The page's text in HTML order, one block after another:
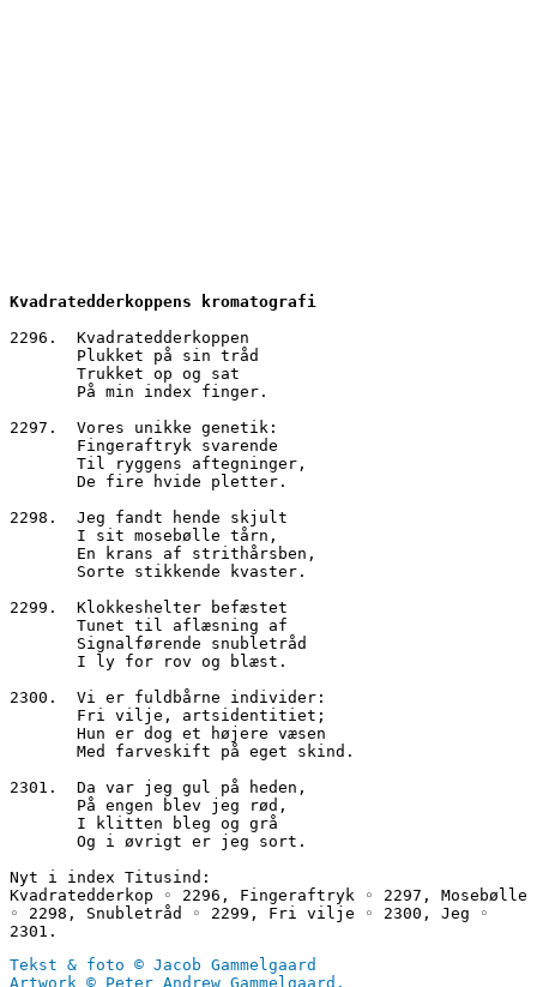
Kvadratedderkoppens kromatografi
2296.  Kvadratedderkoppen
       Plukket på sin tråd
       Trukket op og sat
       På min index finger.
2297.  Vores unikke genetik:
       Fingeraftryk svarende
       Til ryggens aftegninger,
       De fire hvide pletter.
2298.  Jeg fandt hende skjult
       I sit mosebølle tårn,
       En krans af strithårsben,
       Sorte stikkende kvaster.
2299.  Klokkeshelter befæstet
       Tunet til aflæsning af
       Signalførende snubletråd
       I ly for rov og blæst.
2300.  Vi er fuldbårne individer:
       Fri vilje, artsidentitiet;
       Hun er dog et højere væsen
       Med farveskift på eget skind.
2301.  Da var jeg gul på heden,
       På engen blev jeg rød,
       I klitten bleg og grå
       Og i øvrigt er jeg sort.
Nyt i index Titusind:
Kvadratedderkop ◦ 2296, Fingeraftryk ◦ 2297, Mosebølle
◦ 2298, Snubletråd ◦ 2299, Fri vilje ◦ 2300, Jeg ◦
2301.
Tekst & foto © Jacob Gammelgaard
Artwork © Peter Andrew Gammelgaard.